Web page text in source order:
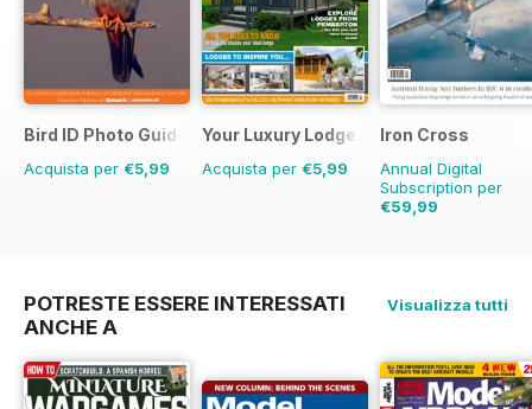
Bird ID Photo Guides
Acquista per €5,99
Your Luxury Lodge
Acquista per €5,99
Iron Cross
Annual Digital
Subscription per
€59,99
POTRESTE ESSERE INTERESSATI
ANCHE A
Visualizza tutti